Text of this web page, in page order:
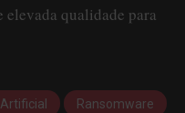
elevada qualidade para
Ransomware